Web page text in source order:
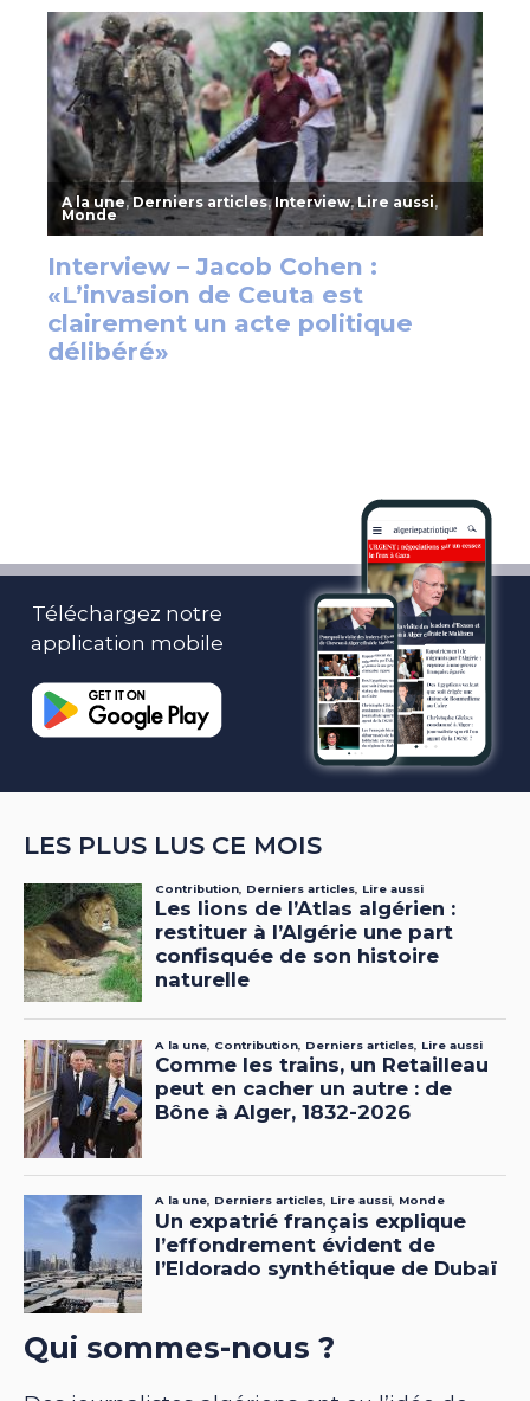
Téléchargez notre
application mobile
LES PLUS LUS CE MOIS
Qui sommes-nous ?